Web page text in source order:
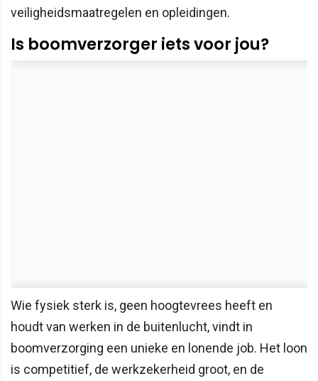
veiligheidsmaatregelen en opleidingen.
Is boomverzorger iets voor jou?
Wie fysiek sterk is, geen hoogtevrees heeft en
houdt van werken in de buitenlucht, vindt in
boomverzorging een unieke en lonende job. Het loon
is competitief, de werkzekerheid groot, en de